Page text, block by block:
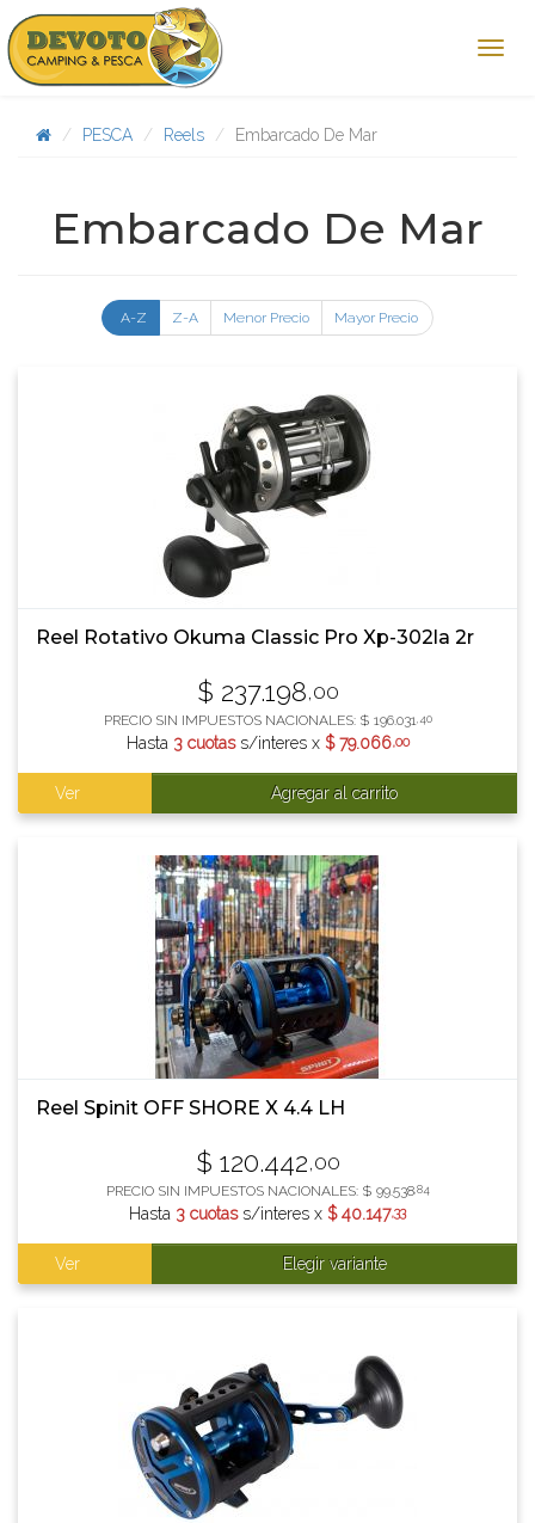
PESCA Reels Embarcado De Mar
Embarcado De Mar
A-Z Z-A Menor Precio Mayor Precio
Reel Rotativo Okuma Classic Pro Xp-302la 2r
$ 237.198,00
PRECIO SIN IMPUESTOS NACIONALES: $ 196.031 ,40
Hasta 3 cuotass/interes x $ 79.066,00
Ver Agregar al carrito
Reel Spinit OFF SHORE X 4.4 LH
$ 120.442,00
PRECIO SIN IMPUESTOS NACIONALES: $ 99.538,84
Hasta 3 cuotass/interes x $ 40.147,33
Ver Elegir variante